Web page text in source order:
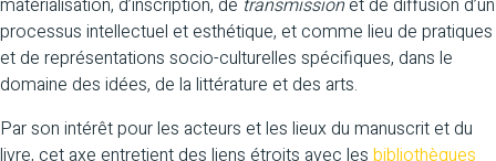
matérialisation, d’inscription, de transmissionet de diffusion d’un
processus intellectuel et esthétique, et comme lieu de pratiques
et de représentations socio-culturelles spécifiques, dans le
domaine des idées, de la littérature et des arts.
Par son intérêt pour les acteurs et les lieux du manuscrit et du
livre, cet axe entretient des liens étroits avec les bibliothèques